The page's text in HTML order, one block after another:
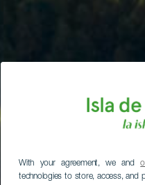
With your agreement, we and
technologies to store, access, and